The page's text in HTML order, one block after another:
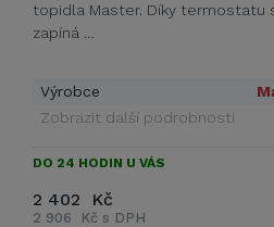
topidla Master. Díky termostatu
zapíná …
Výrobce
Zobrazit další podrobnosti
DO 24 HODIN U VÁS
2 402 Kč
2 906 Kč s DPH